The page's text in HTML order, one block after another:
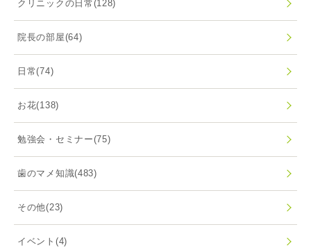
クリニックの日常(128)
院長の部屋(64)
日常(74)
お花(138)
勉強会・セミナー(75)
歯のマメ知識(483)
その他(23)
イベント (4)